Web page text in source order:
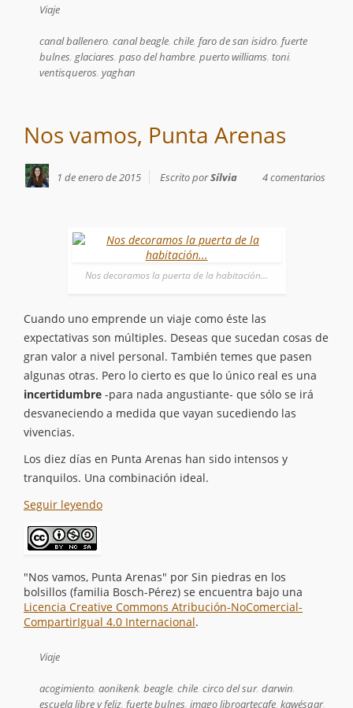
Viaje
canal ballenero, canal beagle, chile, faro de san isidro, fuerte
bulnes, glaciares, paso del hambre, puerto williams, toni,
ventisqueros, yaghan
Nos vamos, Punta Arenas
1 de enero de 2015 4 comentarios
Escrito porSílvia
Nos decoramos la puerta de la habitación…
Cuando uno emprende un viaje como éste las
expectativas son múltiples. Deseas que sucedan cosas de
gran valor a nivel personal. También temes que pasen
algunas otras. Pero lo cierto es que lo único real es una
incertidumbre -para nada angustiante- que sólo se irá
desvaneciendo a medida que vayan sucediendo las
vivencias.
Los diez días en Punta Arenas han sido intensos y
tranquilos. Una combinación ideal.
Seguir leyendo
"Nos vamos, Punta Arenas" por Sin piedras en los
bolsillos (familia Bosch-Pérez) se encuentra bajo una
Licencia Creative Commons Atribución-NoComercial-
CompartirIgual 4.0 Internacional.
Viaje
acogimiento, aonikenk, beagle, chile, circo del sur, darwin,
escuela libre y feliz, fuerte bulnes, imago libroartecafe, kawésqar,